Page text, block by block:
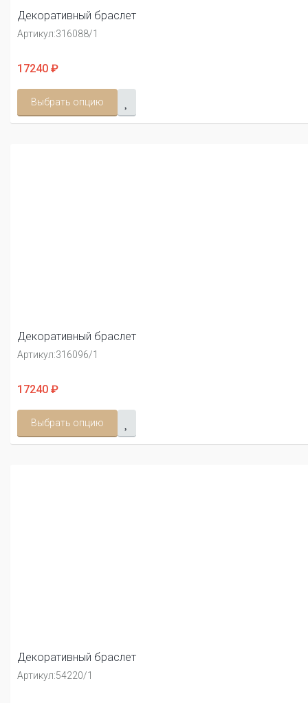
Декоративный браслет
Артикул:316088/1
17240 ₽
Выбрать опцию
Декоративный браслет
Артикул:316096/1
17240 ₽
Выбрать опцию
Декоративный браслет
Артикул:54220/1